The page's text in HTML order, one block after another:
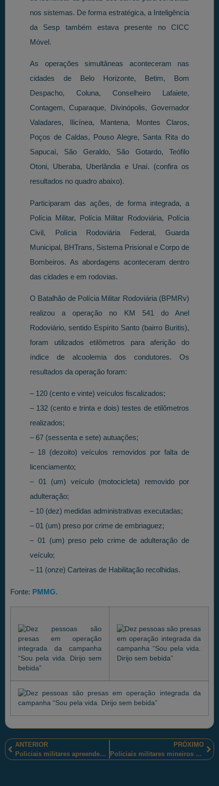
nos sistemas. De forma estratégica, a Inteligência
da Sesp também estava presente no CICC
Móvel.
As operações simultâneas aconteceram nas
cidades de Belo Horizonte, Betim, Bom
Despacho, Coluna, Conselheiro Lafaiete,
Contagem, Cuparaque, Divinópolis, Governador
Valadares, Ilicínea, Mantena, Montes Claros,
Poços de Caldas, Pouso Alegre, Santa Rita do
Sapucaí, São Geraldo, São Gotardo, Teófilo
Otoni, Uberaba, Uberlândia e Unaí. (confira os
resultados no quadro abaixo).
Participaram das ações, de forma integrada, a
Polícia Militar, Polícia Militar Rodoviária, Polícia
Civil, Polícia Rodoviária Federal, Guarda
Municipal, BHTrans, Sistema Prisional e Corpo de
Bombeiros. As abordagens aconteceram dentro
das cidades e em rodovias.
O Batalhão de Polícia Militar Rodoviária (BPMRv)
realizou a operação no KM 541 do Anel
Rodoviário, sentido Espírito Santo (bairro Buritis),
foram utilizados etilômetros para aferição do
índice de alcoolemia dos condutores. Os
resultados da operação foram:
– 120 (cento e vinte) veículos fiscalizados;
– 132 (cento e trinta e dois) testes de etilômetros
realizados;
– 67 (sessenta e sete) autuações;
– 18 (dezoito) veículos removidos por falta de
licenciamento;
– 01 (um) veículo (motocicleta) removido por
adulteração;
– 10 (dez) medidas administrativas executadas;
– 01 (um) preso por crime de embriaguez;
– 01 (um) preso pelo crime de adulteração de
veículo;
– 11 (onze) Carteiras de Habilitação recolhidas.
Fonte: PMMG.
ANTERIOR
Policiais militares apreendem drogas, arma de fogo, dinheiro e prende traficante reincidente em São Miguel dos Campos-AL
PRÓXIMO
Policiais militares mineiros apreendem materiais roubados e arma de fogo, em Contagem-MG